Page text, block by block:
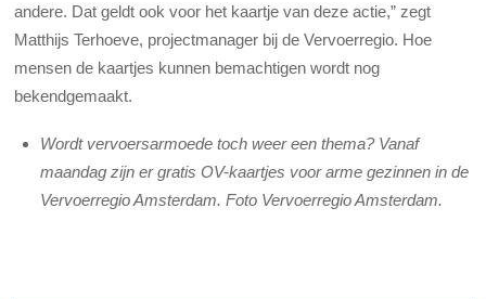
andere. Dat geldt ook voor het kaartje van deze actie,” zegt
Matthijs Terhoeve, projectmanager bij de Vervoerregio. Hoe
mensen de kaartjes kunnen bemachtigen wordt nog
bekendgemaakt.
Wordt vervoersarmoede toch weer een thema? Vanaf
maandag zijn er gratis OV-kaartjes voor arme gezinnen in de
Vervoerregio Amsterdam. Foto Vervoerregio Amsterdam.